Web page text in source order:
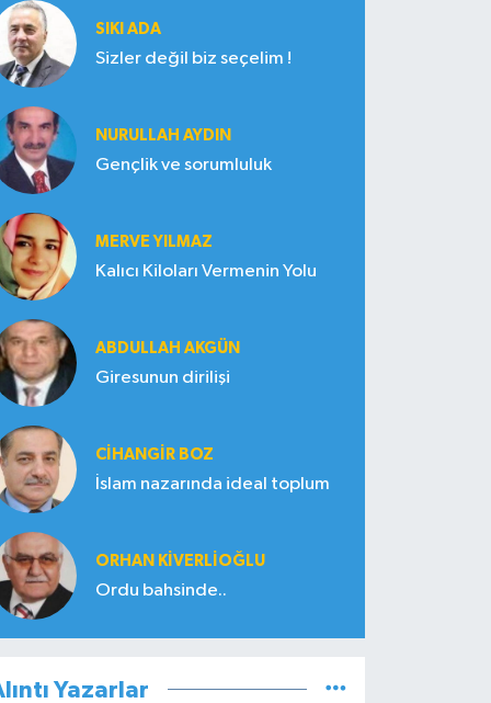
SIKI ADA
Sizler değil biz seçelim !
NURULLAH AYDIN
Gençlik ve sorumluluk
MERVE YILMAZ
Kalıcı Kiloları Vermenin Yolu
ABDULLAH AKGÜN
Giresunun dirilişi
CIHANGIR BOZ
İslam nazarında ideal toplum
ORHAN KIVERLIOĞLU
Ordu bahsinde..
Yazarlar